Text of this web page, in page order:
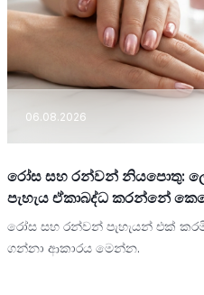
06.08.2026
රෝස සහ රන්වන් නියපොතු:
පැහැය ඒකාබද්ධ කරන්නේ
රෝස සහ රන්වන් පැහැයන් එක්
ගන්නා ආකාරය මෙන්න.